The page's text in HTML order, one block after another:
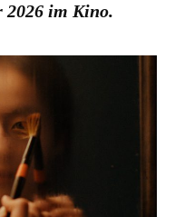
2026 im Kino.